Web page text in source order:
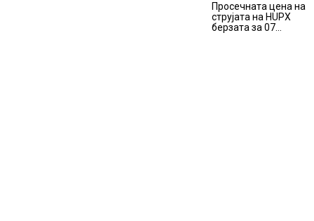
Просечната цена на
струјата на HUPX
берзата за 07